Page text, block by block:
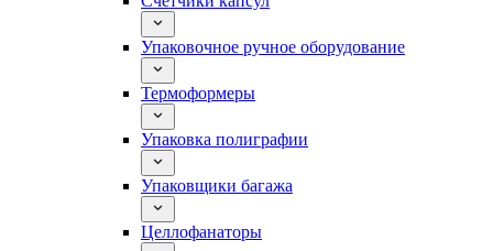
Упаковочное ручное оборудование
Термоформеры
Упаковка полиграфии
Упаковщики багажа
Целлофанаторы